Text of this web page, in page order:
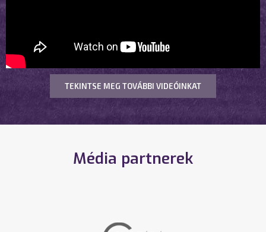
TEKINTSE MEG TOVÁBBI VIDEÓINKAT
Média partnerek